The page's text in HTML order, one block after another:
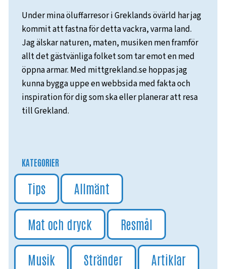
Under mina öluffarresor i Greklands övärld har jag
kommit att fastna för detta vackra, varma land.
Jag älskar naturen, maten, musiken men framför
allt det gästvänliga folket som tar emot en med
öppna armar. Med mittgrekland.se hoppas jag
kunna bygga uppe en webbsida med fakta och
inspiration för dig som ska eller planerar att resa
till Grekland.
KATEGORIER
Tips Allmänt
Mat och dryck Resmål
Musik Stränder Artiklar